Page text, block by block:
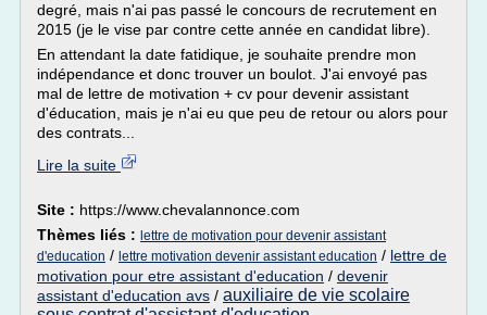
degré, mais n'ai pas passé le concours de recrutement en
2015 (je le vise par contre cette année en candidat libre).
En attendant la date fatidique, je souhaite prendre mon
indépendance et donc trouver un boulot. J'ai envoyé pas
mal de lettre de motivation + cv pour devenir assistant
d'éducation, mais je n'ai eu que peu de retour ou alors pour
des contrats...
Lire la suite
Site : https://www.chevalannonce.com
Thèmes liés : lettre de motivation pour devenir assistant
d'education / lettre motivation devenir assistant education / lettre de
motivation pour etre assistant d'education / devenir
assistant d'education avs / auxiliaire de vie scolaire